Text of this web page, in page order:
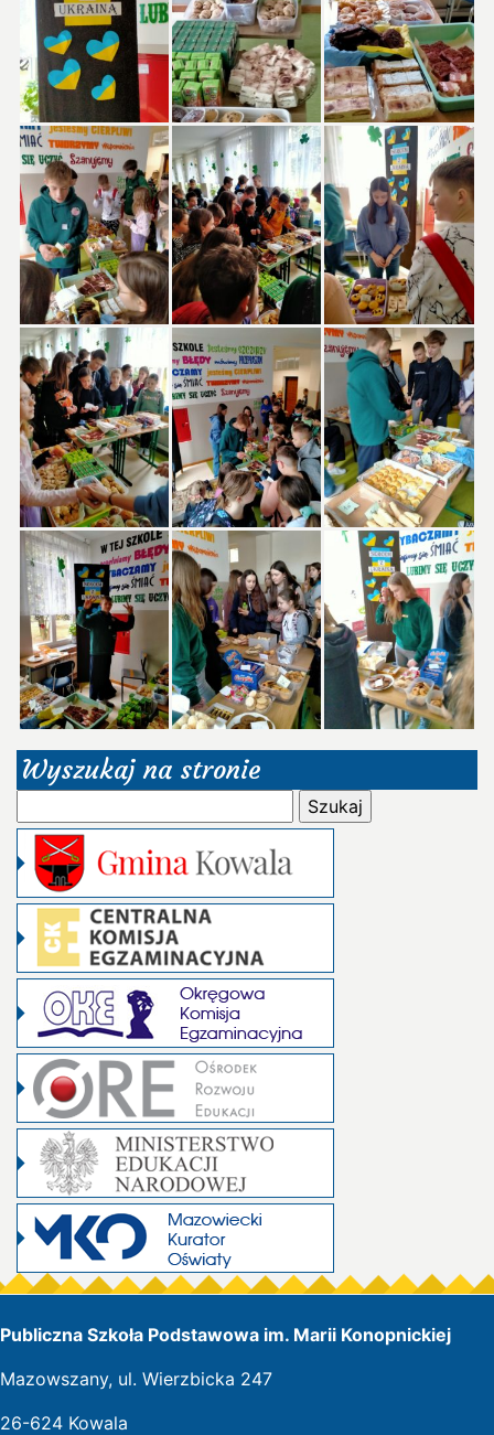
Wyszukaj na stronie
Publiczna Szkoła Podstawowa im. Marii Konopnickiej
Mazowszany, ul. Wierzbicka 247
26-624 Kowala